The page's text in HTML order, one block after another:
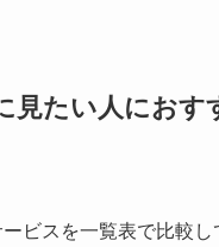
見たい人におす
ビスを一覧表で比較し